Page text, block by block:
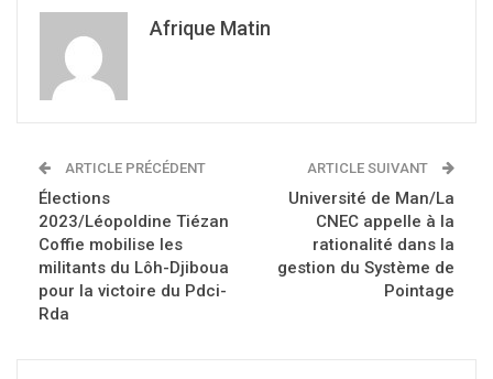
Afrique Matin
ARTICLE PRÉCÉDENT
Élections
2023/Léopoldine Tiézan
Coffie mobilise les
militants du Lôh-Djiboua
pour la victoire du Pdci-
Rda
ARTICLE SUIVANT
Université de Man/La
CNEC appelle à la
rationalité dans la
gestion du Système de
Pointage